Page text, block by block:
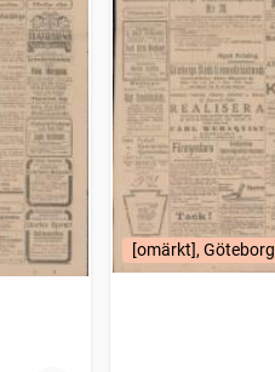
[omärkt], Göteborg